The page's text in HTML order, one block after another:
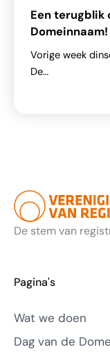
Een terugblik
Domeinnaam!
Vorige week
De…
De stem van
Pagina's
Wat we doen
Dag van de